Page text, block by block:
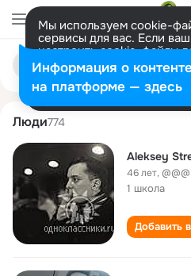
Мы используем cookie-
сервисы для вас. Если
настроить cookie-файлы
представитель. Больше
Разрешить все
Поиск
людям
aleksey strelnikov
Люди774
Aleksey
46 лет, @@@
1 школа
Добавить
Информация о контенте
на платформе — здесь